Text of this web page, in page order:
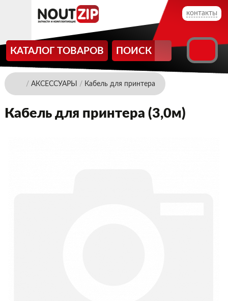
контакты
КАТАЛОГ ТОВАРОВ ПОИСК
/ АКСЕССУАРЫ / Кабель для принтера
Кабель для принтера (3,0м)